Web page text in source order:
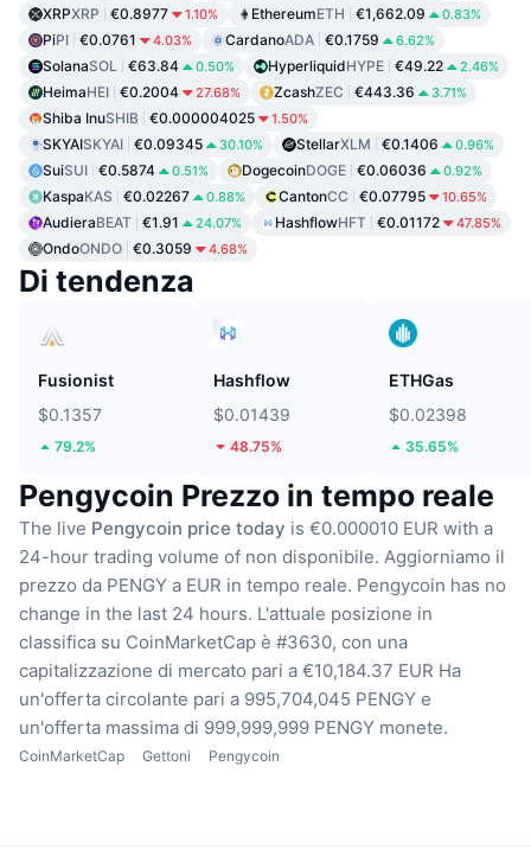
XRPXRP €0.8977 1.10% EthereumETH €1,662.09 0.83%
PiPI €0.0761 4.03% CardanoADA €0.1759 6.62%
SolanaSOL €63.84 0.50% HyperliquidHYPE €49.22 2.46%
HeimaHEI €0.2004 27.68% ZcashZEC €443.36 3.71%
Shiba InuSHIB €0.000004025 1.50%
SKYAISKYAI €0.09345 30.10% StellarXLM €0.1406 0.96%
SuiSUI €0.5874 0.51% DogecoinDOGE €0.06036 0.92%
KaspaKAS €0.02267 0.88% CantonCC €0.07795 10.65%
AudieraBEAT €1.91 24.07% HashflowHFT €0.01172 47.85%
OndoONDO €0.3059 4.68%
Di tendenza
Fusionist
$0.1357
79.2%
Hashflow
$0.01439
48.75%
ETHGas
$0.02398
35.65%
Pengycoin Prezzo in tempo reale
The live Pengycoin price today is €0.000010 EUR with a
24-hour trading volume of non disponibile. Aggiorniamo il
prezzo da PENGY a EUR in tempo reale. Pengycoin has no
change in the last 24 hours. L'attuale posizione in
classifica su CoinMarketCap è #3630, con una
capitalizzazione di mercato pari a €10,184.37 EUR Ha
un'offerta circolante pari a 995,704,045 PENGY e
un'offerta massima di 999,999,999 PENGY monete.
CoinMarketCap Gettoni Pengycoin